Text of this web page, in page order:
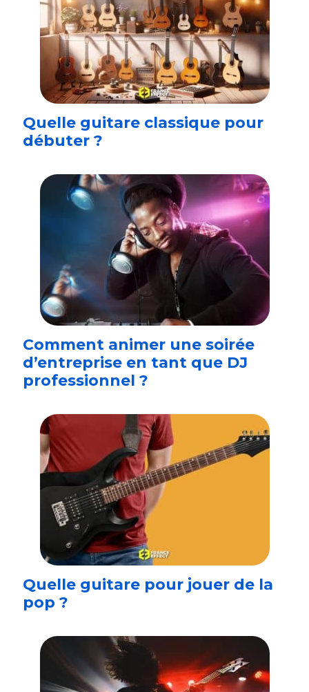
Quelle guitare classique pour
débuter ?
Comment animer une soirée
d’entreprise en tant que DJ
professionnel ?
Quelle guitare pour jouer de la
pop ?